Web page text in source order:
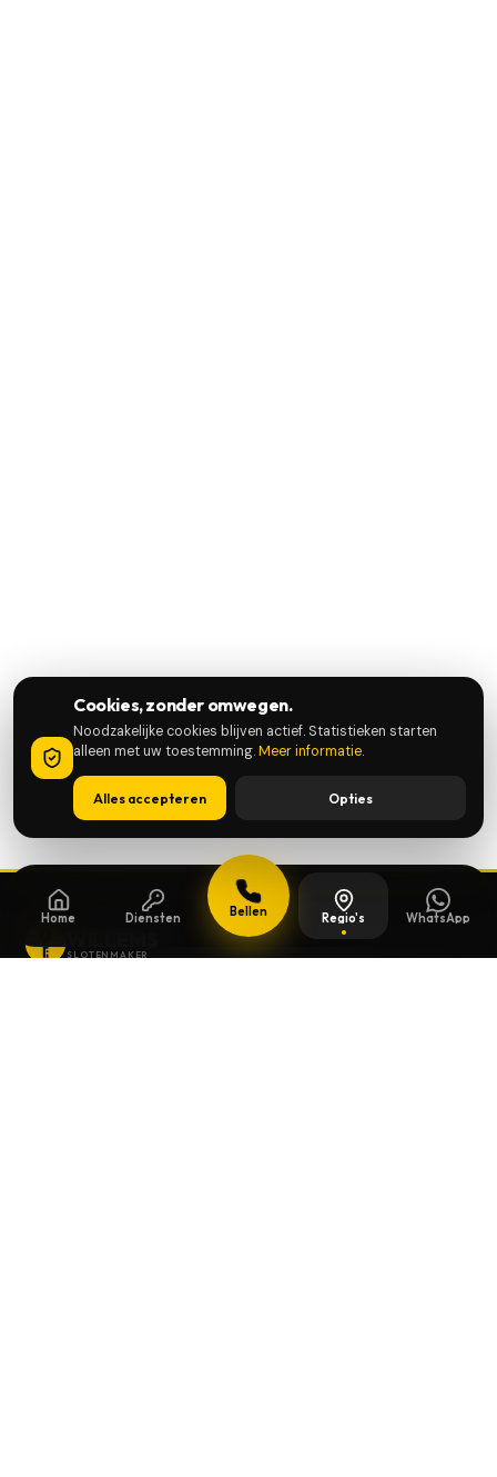
Home Diensten Bellen Regio's WhatsApp
SLOTENMAKER
Cookies, zonder omwegen.
Noodzakelijke cookies blijven actief. Statistieken starten
alleen met uw toestemming.Meer informatie.
Alles accepteren Opties